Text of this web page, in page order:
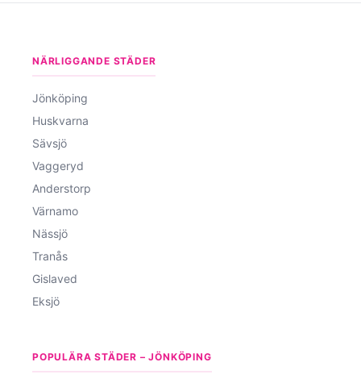
NÄRLIGGANDE STÄDER
Jönköping
Huskvarna
Sävsjö
Vaggeryd
Anderstorp
Värnamo
Nässjö
Tranås
Gislaved
Eksjö
POPULÄRA STÄDER – JÖNKÖPING